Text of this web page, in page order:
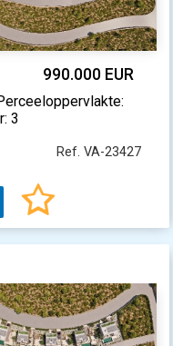
990.000 EUR
3
Ref. VA-23427